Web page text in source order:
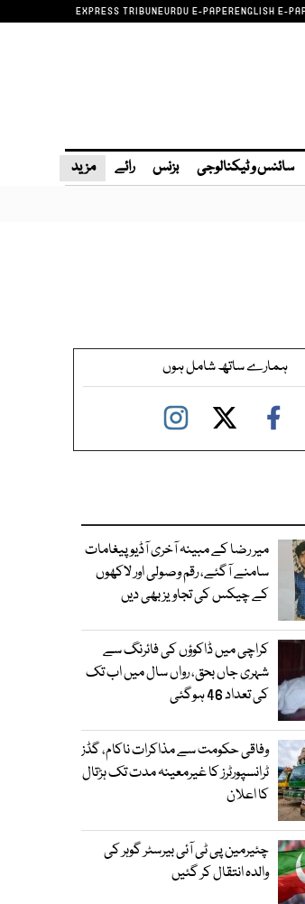
EXPRESS TRIBUNEURDU E-PAPERENGLISH E-
سائنس و ٹیکنالوجی بزنس رائے مزید
ہمارے ساتھ شامل ہوں
میر رضا کے مبینہ آخری آڈیو پیغامات
سامنے آگئے، رقم وصولی اور لاکھوں
کے چیکس کی تجاویز بھی دیں
کراچی میں ڈاکوؤں کی فائرنگ سے
شہری جاں بحق، رواں سال میں اب تک
کی تعداد 46 ہوگئی
وفاقی حکومت سے مذاکرات ناکام، گڈز
ٹرانسپورٹرز کا غیرمعینہ مدت تک ہڑتال
کا اعلان
چئیرمین پی ٹی آئی بیرسٹر گوہر کی
والدہ انتقال کر گئیں